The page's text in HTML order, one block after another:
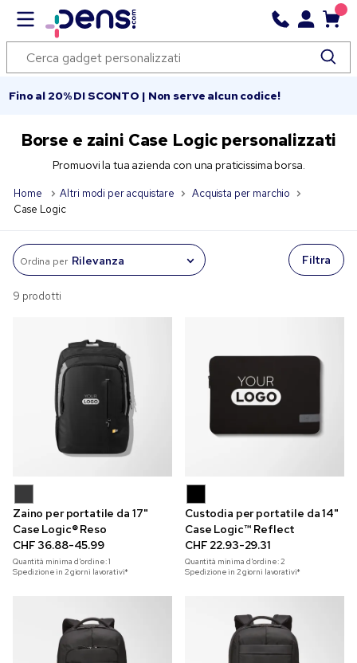
Fino al 20% DI SCONTO | Non serve alcun codice!
Borse e zaini Case Logic personalizzati
Promuovi la tua azienda con una praticissima borsa.
Home Altri modi per acquistare
Acquista per marchio
Case Logic
Ordina per Filtra
9 prodotti
Zaino per portatile da 17"
Case Logic® Reso
CHF 36.88-45.99
Quantità minima d'ordine:1
Spedizione in 2 giorni lavorativi*
Custodia per portatile da 14"
Case Logic™ Reflect
CHF 22.93-29.31
Quantità minima d'ordine:2
Spedizione in 2 giorni lavorativi*